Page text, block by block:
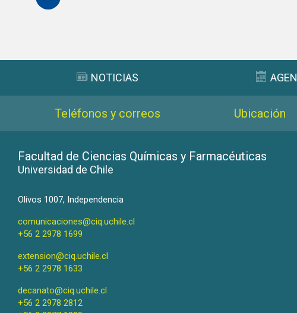
NOTICIAS
Teléfonos y correos Ubicación
Facultad de Ciencias Químicas y Farmacéuticas
Universidad de Chile
Olivos 1007, Independencia
comunicaciones@ciq.uchile.cl
+56 2 2978 1699
extension@ciq.uchile.cl
+56 2 2978 1633
decanato@ciq.uchile.cl
+56 2 2978 2812